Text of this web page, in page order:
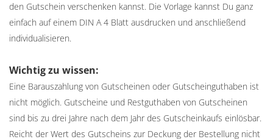
den Gutschein verschenken kannst. Die Vorlage kannst Du ganz
einfach auf einem DIN A 4 Blatt ausdrucken und anschließend
individualisieren.
Wichtig zu wissen:
Eine Barauszahlung von Gutscheinen oder Gutscheinguthaben ist
nicht möglich. Gutscheine und Restguthaben von Gutscheinen
sind bis zu drei Jahre nach dem Jahr des Gutscheinkaufs einlösbar.
Reicht der Wert des Gutscheins zur Deckung der Bestellung nicht